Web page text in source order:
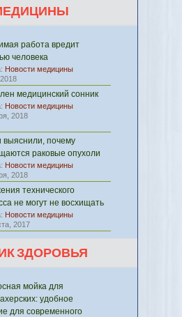
работа вредит
человека
Новости медицины
медицинский сонник
Новости медицины
2018
выяснили, почему
раковые опухоли
Новости медицины
2018
технического
не могут не восхищать
Новости медицины
2017
ЗДОРОВЬЯ
мойка для
удобное
для современного